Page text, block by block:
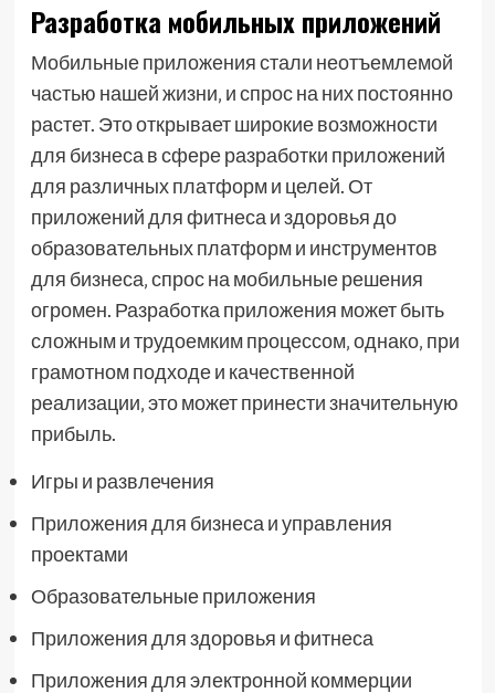
Разработка мобильных приложений
Мобильные приложения стали неотъемлемой
частью нашей жизни‚ и спрос на них постоянно
растет. Это открывает широкие возможности
для бизнеса в сфере разработки приложений
для различных платформ и целей. От
приложений для фитнеса и здоровья до
образовательных платформ и инструментов
для бизнеса‚ спрос на мобильные решения
огромен. Разработка приложения может быть
сложным и трудоемким процессом‚ однако‚ при
грамотном подходе и качественной
реализации‚ это может принести значительную
прибыль.
Игры и развлечения
Приложения для бизнеса и управления
проектами
Образовательные приложения
Приложения для здоровья и фитнеса
Приложения для электронной коммерции